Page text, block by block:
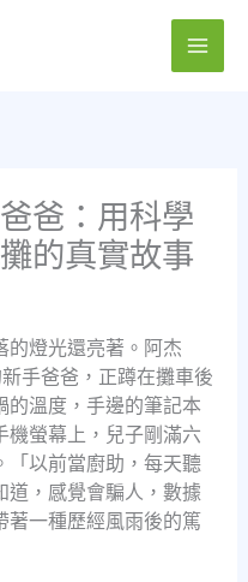
爸：用科學
的真實故事
的燈光還亮著。阿杰
手爸爸，正蹲在攤車後
的溫度，手邊的筆記本
機螢幕上，兒子剛滿六
「以前當廚助，每天聽
道，感覺會騙人，數據
著一種歷經風雨後的篤